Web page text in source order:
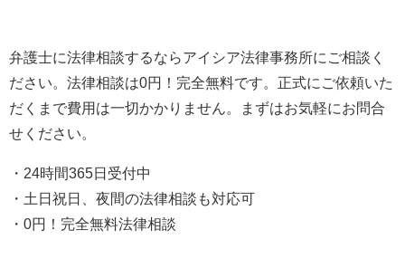
弁護士に法律相談するならアイシア法律事務所にご相談く
ださい。法律相談は0円！完全無料です。正式にご依頼いた
だくまで費用は一切かかりません。まずはお気軽にお問合
せください。
・24時間365日受付中
・土日祝日、夜間の法律相談も対応可
・0円！完全無料法律相談